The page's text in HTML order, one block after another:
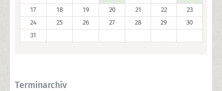
17
18 19 20 21 22
23
24
25 26 27 28 29
30
31
Terminarchiv